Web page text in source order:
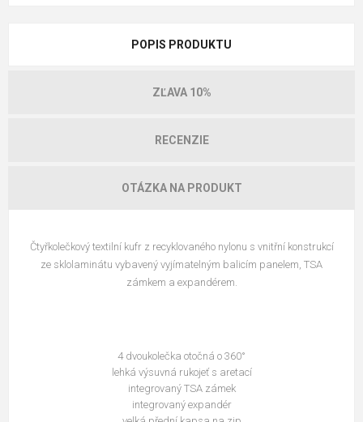
POPIS PRODUKTU
ZĽAVA 10%
RECENZIE
OTÁZKA NA PRODUKT
Čtyřkolečkový textilní kufr z recyklovaného nylonu s vnitřní konstrukcí
ze sklolaminátu vybavený vyjímatelným balicím panelem, TSA
zámkem a expandérem.
4 dvoukolečka otočná o 360°
lehká výsuvná rukojeť s aretací
integrovaný TSA zámek
integrovaný expandér